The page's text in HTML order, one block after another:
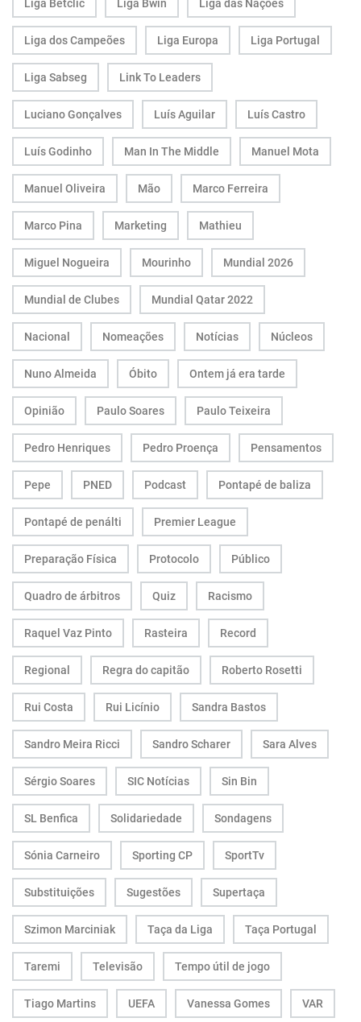
Liga Betclic Liga Bwin Liga das Nações
Liga dos Campeões Liga Europa Liga Portugal
Liga Sabseg Link To Leaders
Luciano Gonçalves Luís Aguilar Luís Castro
Luís Godinho Man In The Middle Manuel Mota
Manuel Oliveira Mão Marco Ferreira
Marco Pina Marketing Mathieu
Miguel Nogueira Mourinho Mundial 2026
Mundial de Clubes Mundial Qatar 2022
Nacional Nomeações Notícias Núcleos
Nuno Almeida Óbito Ontem já era tarde
Opinião Paulo Soares Paulo Teixeira
Pedro Henriques Pedro Proença Pensamentos
Pepe PNED Podcast Pontapé de baliza
Pontapé de penálti Premier League
Preparação Física Protocolo Público
Quadro de árbitros Quiz Racismo
Raquel Vaz Pinto Rasteira Record
Regional Regra do capitão Roberto Rosetti
Rui Costa Rui Licínio Sandra Bastos
Sandro Meira Ricci Sandro Scharer Sara Alves
Sérgio Soares SIC Notícias Sin Bin
SL Benfica Solidariedade Sondagens
Sónia Carneiro Sporting CP SportTv
Substituições Sugestões Supertaça
Szimon Marciniak Taça da Liga Taça Portugal
Taremi Televisão Tempo útil de jogo
Tiago Martins UEFA Vanessa Gomes VAR